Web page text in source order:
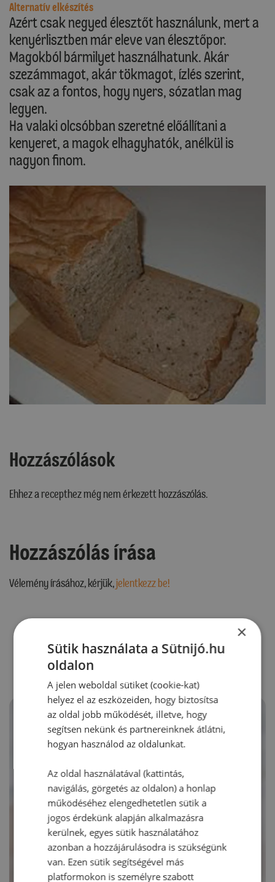
Alternatív elkészítés
Azért csak negyed élesztőt használunk, mert a
kenyérlisztben már eleve van élesztőpor.
Magokból bármilyet használhatunk. Akár
szezámmagot, akár tökmagot, ízlés szerint,
csak az a fontos, hogy nyers, sózatlan mag
legyen.
Ha valaki olcsóbban szeretné előállítani a
kenyeret, a magok elhagyhatók, anélkül is
nagyon finom.
Hozzászólások
Ehhez a recepthez még nem érkezett hozzászólás.
Hozzászólás írása
Vélemény írásához, kérjük,jelentkezz be!
RECEPTAJÁNLÓ ×
Sütik használata a Sütnijó.hu
oldalon
A jelen weboldal sütiket (cookie-kat)
helyez el az eszközeiden, hogy biztosítsa
az oldal jobb működését, illetve, hogy
segítsen nekünk és partnereinknek átlátni,
hogyan használod az oldalunkat.
Az oldal használatával (kattintás,
navigálás, görgetés az oldalon) a honlap
működéséhez elengedhetetlen sütik a
jogos érdekünk alapján alkalmazásra
kerülnek, egyes sütik használatához
azonban a hozzájárulásodra is szükségünk
van. Ezen sütik segítségével más
platformokon is személyre szabott